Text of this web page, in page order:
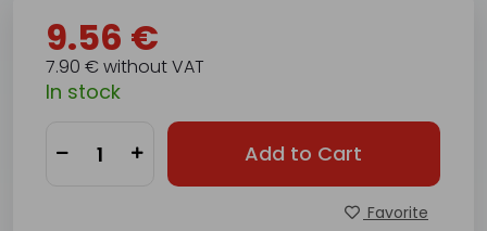
9.56 €
7.90 € without VAT
In stock
Add to Cart
Favorite